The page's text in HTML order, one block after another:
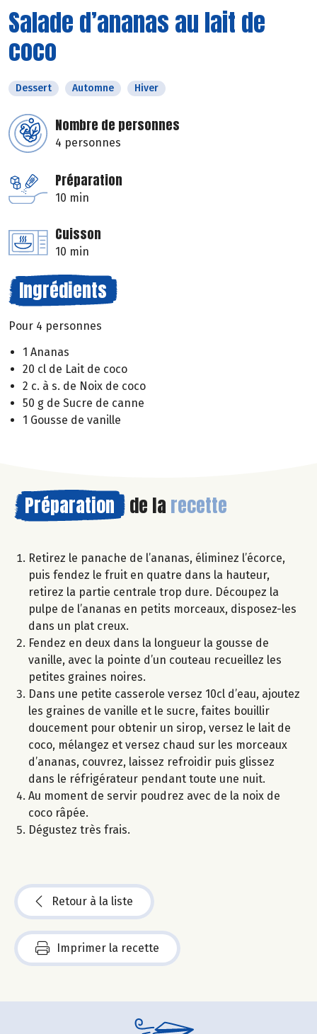
Salade d’ananas au lait de
coco
Dessert Automne Hiver
Nombre de personnes
4 personnes
Préparation
10 min
Cuisson
10 min
Ingrédients
Pour 4 personnes
1 Ananas
20 cl de Lait de coco
2 c. à s. de Noix de coco
50 g de Sucre de canne
1 Gousse de vanille
Préparation de la recette
Retirez le panache de l’ananas, éliminez l’écorce,
puis fendez le fruit en quatre dans la hauteur,
retirez la partie centrale trop dure. Découpez la
pulpe de l’ananas en petits morceaux, disposez-les
dans un plat creux.
Fendez en deux dans la longueur la gousse de
vanille, avec la pointe d’un couteau recueillez les
petites graines noires.
Dans une petite casserole versez 10cl d’eau, ajoutez
les graines de vanille et le sucre, faites bouillir
doucement pour obtenir un sirop, versez le lait de
coco, mélangez et versez chaud sur les morceaux
d’ananas, couvrez, laissez refroidir puis glissez
dans le réfrigérateur pendant toute une nuit.
Au moment de servir poudrez avec de la noix de
coco râpée.
Dégustez très frais.
Retour à la liste
Imprimer la recette